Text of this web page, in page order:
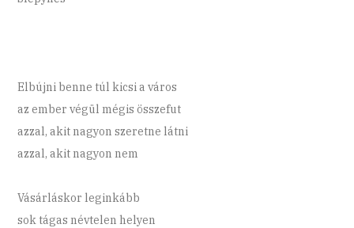
Elbújni benne túl kicsi a város
az ember végül mégis összefut
azzal, akit nagyon szeretne látni
azzal, akit nagyon nem
Vásárláskor leginkább
sok tágas névtelen helyen